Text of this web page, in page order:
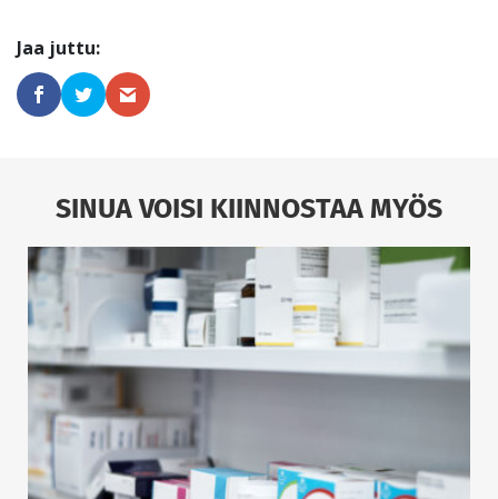
SINUA VOISI KIINNOSTAA MYÖS